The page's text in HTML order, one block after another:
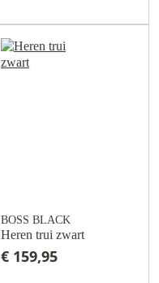
BOSS BLACK
Heren trui zwart
€ 159,95